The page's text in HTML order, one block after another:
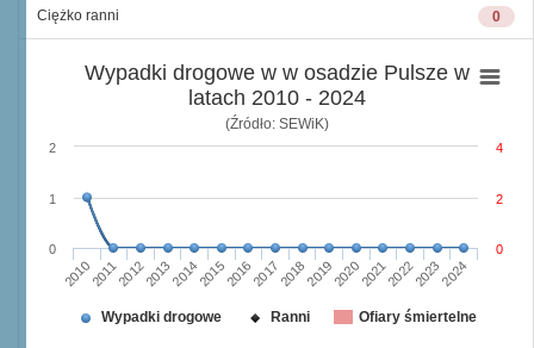
0
Ciężko ranni
Wypadki drogowe w w osadzie Pulsze w
latach 2010 - 2024
(Źródło: SEWiK)
201020112012201320142015201620172018201920202021202220232024
0
1
2
0
2
4
Wypadki drogowe Ranni Ofiary śmiertelne